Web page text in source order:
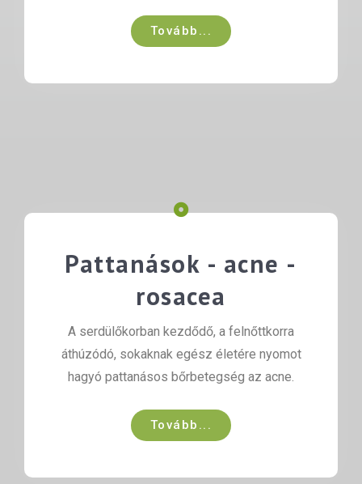
Tovább...
Pattanások - acne -
rosacea
A serdülőkorban kezdődő, a felnőttkorra
áthúzódó, sokaknak egész életére nyomot
hagyó pattanásos bőrbetegség az acne.
Tovább...